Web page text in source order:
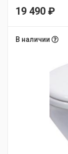
19 490 ₽
В наличии